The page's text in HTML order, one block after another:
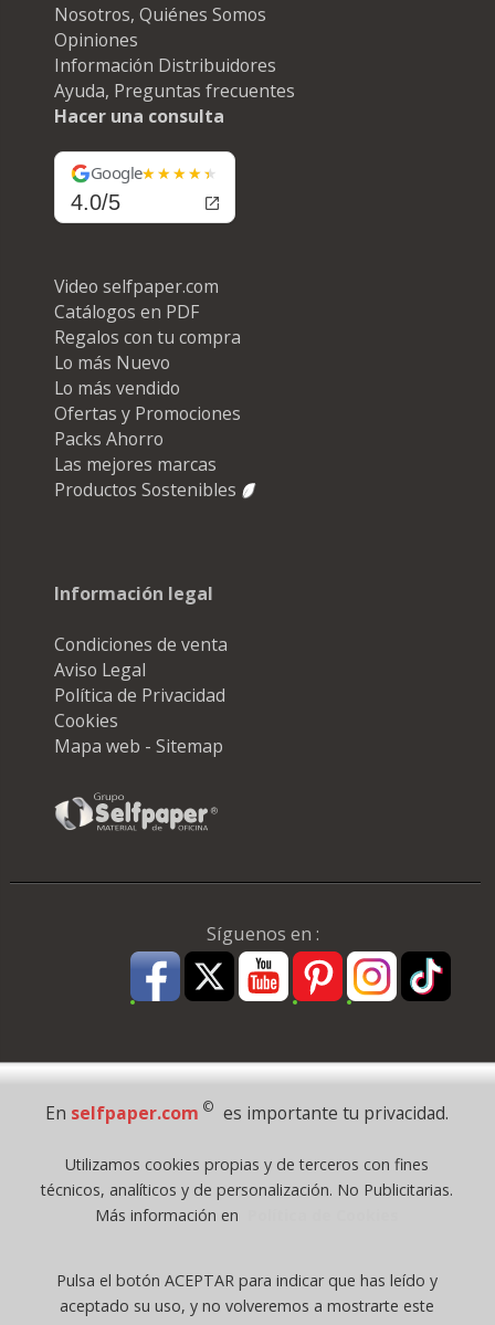
Nosotros, Quiénes Somos
Opiniones
Información Distribuidores
Ayuda, Preguntas frecuentes
Hacer una consulta
Google
4.0/5
Video selfpaper.com
Catálogos en PDF
Regalos con tu compra
Lo más Nuevo
Lo más vendido
Ofertas y Promociones
Packs Ahorro
Las mejores marcas
Productos Sostenibles
Información legal
Condiciones de venta
Aviso Legal
Política de Privacidad
Cookies
Mapa web - Sitemap
Síguenos en :
Pago Seguro
Todos los derechos reservados
©selfpaper.com, y las webs de ©gruposelfpaper.org están gestionadas, y
Registro Mercantil de Valencia ( España ) CEE:
Tomo 7263, Libro 4565, Folio 1, Sección 8, Hoja V-85203.
En selfpaper.com © es importante tu privacidad.
Utilizamos cookies propias y de terceros con fines
técnicos, analíticos y de personalización. No Publicitarias.
Más información en
Pulsa el botón ACEPTAR para indicar que has leído y
aceptado su uso, y no volveremos a mostrarte este